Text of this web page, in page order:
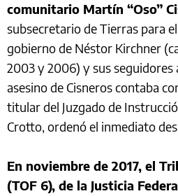
comunitario Martín “Oso”
subsecretario de Tierras para
gobierno de Néstor Kirchner
2003 y 2006) y sus seguidores
asesino de Cisneros contaba
titular del Juzgado de
Crotto, ordenó el inmediato
En noviembre de 2017, el
(TOF 6), de la Justicia